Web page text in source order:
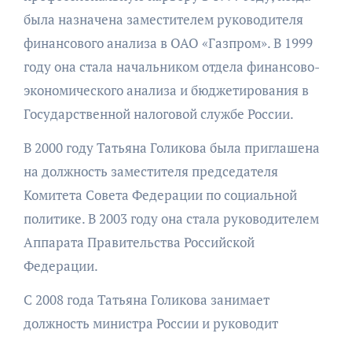
была назначена заместителем руководителя
финансового анализа в ОАО «Газпром». В 1999
году она стала начальником отдела финансово-
экономического анализа и бюджетирования в
Государственной налоговой службе России.
В 2000 году Татьяна Голикова была приглашена
на должность заместителя председателя
Комитета Совета Федерации по социальной
политике. В 2003 году она стала руководителем
Аппарата Правительства Российской
Федерации.
С 2008 года Татьяна Голикова занимает
должность министра России и руководит